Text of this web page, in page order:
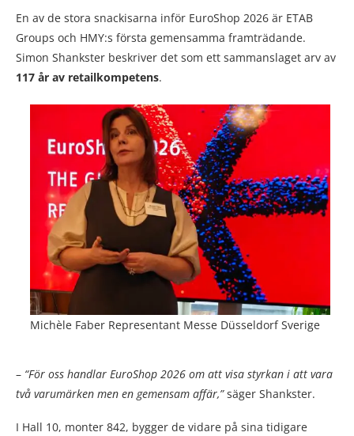
En av de stora snackisarna inför EuroShop 2026 är ETAB
Groups och HMY:s första gemensamma framträdande.
Simon Shankster beskriver det som ett sammanslaget arv av
117 år av retailkompetens.
Michèle Faber Representant Messe Düsseldorf Sverige
– “För oss handlar EuroShop 2026 om att visa styrkan i att vara
två varumärken men en gemensam affär,”säger Shankster.
I Hall 10, monter 842, bygger de vidare på sina tidigare